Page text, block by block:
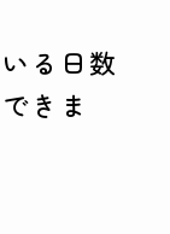
る日数
きま